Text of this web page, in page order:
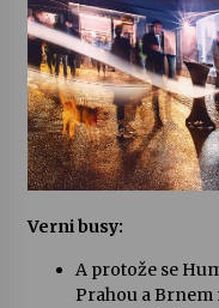
Letní
22. 7.
17. 7.
14.
Verni busy:
A protože se
Prahou a Brnem